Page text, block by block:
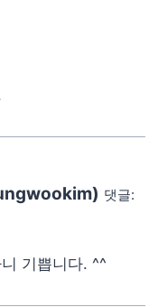
댓글:
기쁩니다. ^^